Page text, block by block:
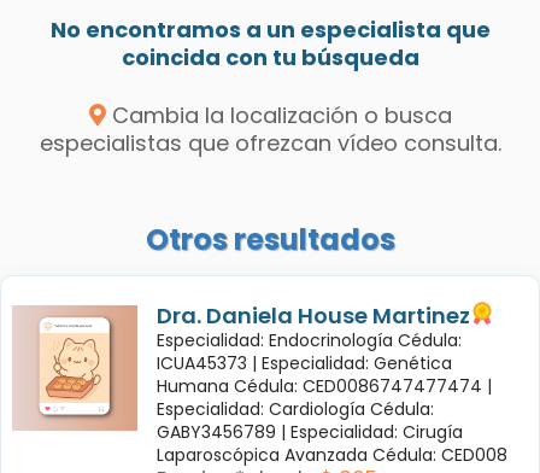
No encontramos a un especialista que
coincida con tu búsqueda
Cambia la localización o busca
especialistas que ofrezcan vídeo consulta.
Otros resultados
Dra. Daniela House Martinez
Especialidad: Endocrinología Cédula:
ICUA45373 | Especialidad: Genética
Humana Cédula: CED0086747477474 |
Especialidad: Cardiología Cédula:
GABY3456789 | Especialidad: Cirugía
Laparoscópica Avanzada Cédula: CED008